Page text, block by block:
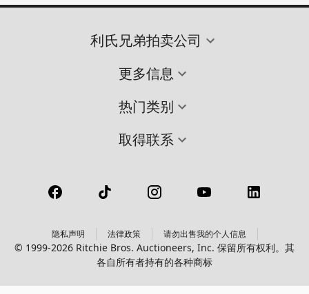
利氏兄弟拍卖公司
更多信息
热门类别
取得联系
隐私声明 法律政策 请勿出售我的个人信息
© 1999-2026 Ritchie Bros. Auctioneers, Inc. 保留所有权利。其
各自所有者持有的各种商标